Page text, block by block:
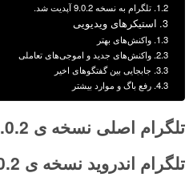
تلگرام به نسخه 9.0.2 آپدیت شد.
استیکرهای ویدیویی
واکنش‌های بهتر
واکنش‌های جدید و اموجی‌های تعاملی
جابجایی بین گفتگوهای اخیر
رفع باگ و موارد بیشتر
تلگرام اصلی نسخه ی 9.0.2
تلگرام اندروید نسخه ی 9.0.2